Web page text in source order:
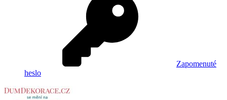
Zapomenuté
heslo